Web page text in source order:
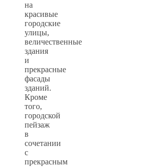
на
красивые
городские
улицы,
величественные
здания
и
прекрасные
фасады
зданий.
Кроме
того,
городской
пейзаж
в
сочетании
с
прекрасным